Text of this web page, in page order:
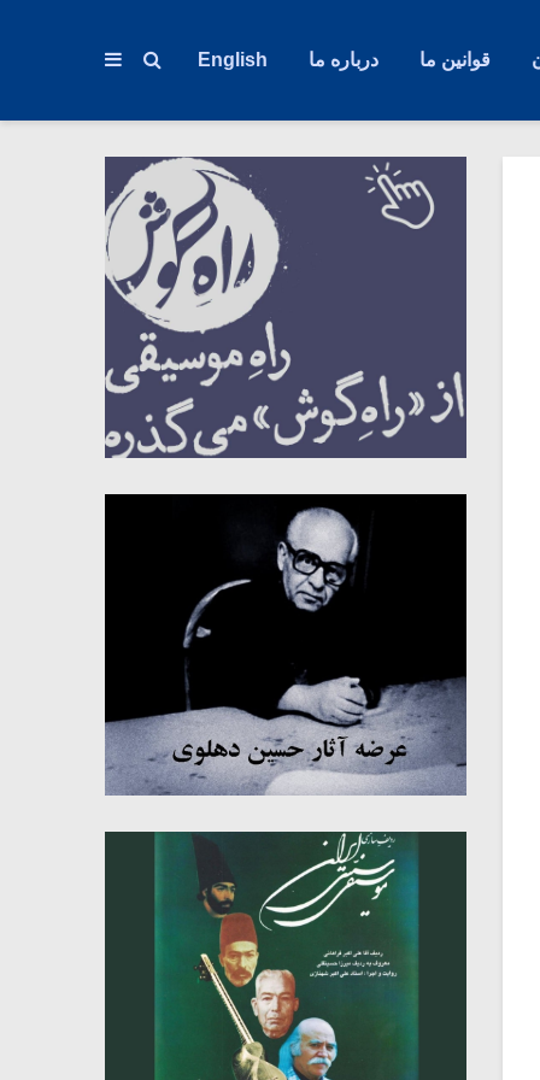
قوانین ما درباره ما English
میکلوش روژا